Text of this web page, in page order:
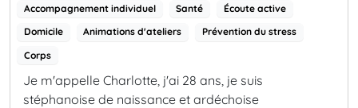
Accompagnement individuel
Santé
Écoute active
Domicile
Animations d'ateliers
Prévention du stress
Corps
Je m'appelle Charlotte, j'ai 28 ans, je suis
stéphanoise de naissance et ardéchoise